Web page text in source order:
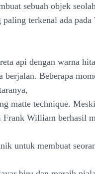
sebuah objek
paling terkenal ada
api dengan warna
berjalan. Beberapa
matte technique.
Frank William berhasil
untuk membuat